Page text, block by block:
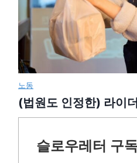
노동
(법원도 인정한) 라이
슬로우레터 구